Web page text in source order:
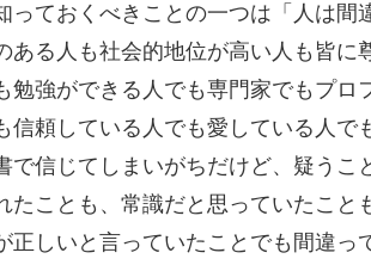
っておくべきことの一つは「人は間
ある人も社会的地位が高い人も皆に
勉強ができる人でも専門家でもプロ
信頼している人でも愛している人で
で信じてしまいがちだけど、疑うこ
たことも、常識だと思っていたこと
正しいと言っていたことでも間違っ